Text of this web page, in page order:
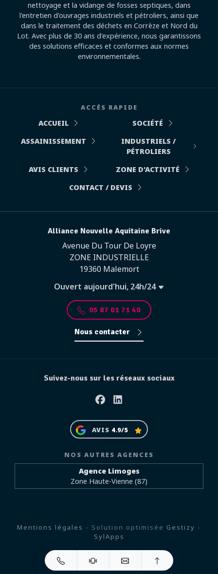
nettoyage et la vidange de fosses septiques, dans
l'entretien d'ouvrages industriels et pétroliers, ainsi que
dans le traitement des déchets en Corrèze et Nord du
Lot. Avec plus de 30 ans d'expérience, nous garantissons
des solutions efficaces et conformes aux normes
environnementales.
ACCÈS RAPIDE
ACCUEIL
SOCIÉTÉ
ASSAINISSEMENT
INDUSTRIELS /
PÉTROLIERS
AVIS CLIENTS
ZONE D'ACTIVITÉ
CONTACT / DEVIS
Alliance Nouvelle Aquitaine Brive
Avenue Du Tour De Loyre
ZONE INDUSTRIELLE
19360 Malemort
Ouvert aujourd'hui, 24h/24
05 87 01 71 40
Nous contacter
Suivez-nous sur les réseaux sociaux
FacebookLinkedin
AVIS 4.9/5
NOS AUTRES AGENCES
Agence Limoges
Zone Haute-Vienne (87)
Mentions légales - Solution optimisée Gestizy -
SylApps